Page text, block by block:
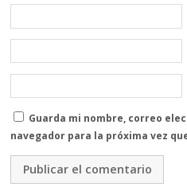
Guarda mi nombre, correo
navegador para la próxima vez